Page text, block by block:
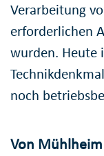
Verarbeitung
erforderlichen
wurden. Heute
noch
Von Mühlheim